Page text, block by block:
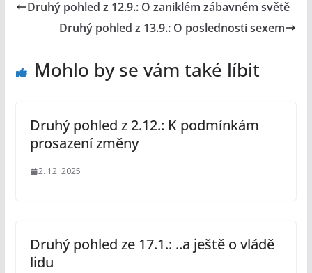
Druhý pohled z 12.9.: O zaniklém zábavném světě
Druhý pohled z 13.9.: O poslednosti sexem
Mohlo by se vám také líbit
Druhý pohled z 2.12.: K podmínkám
prosazení změny
2. 12. 2025
Druhý pohled ze 17.1.: ..a ještě o vládě
lidu